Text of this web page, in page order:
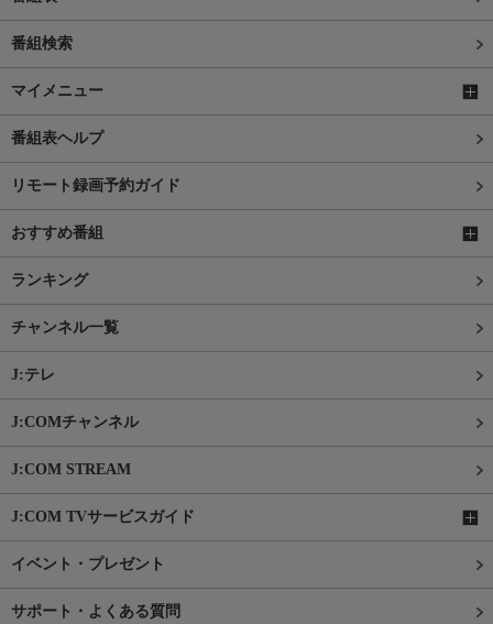
番組検索
マイメニュー
番組表ヘルプ
リモート録画予約ガイド
おすすめ番組
ランキング
チャンネル一覧
J:テレ
J:COMチャンネル
J:COM STREAM
J:COM TVサービスガイド
イベント・プレゼント
サポート・よくある質問